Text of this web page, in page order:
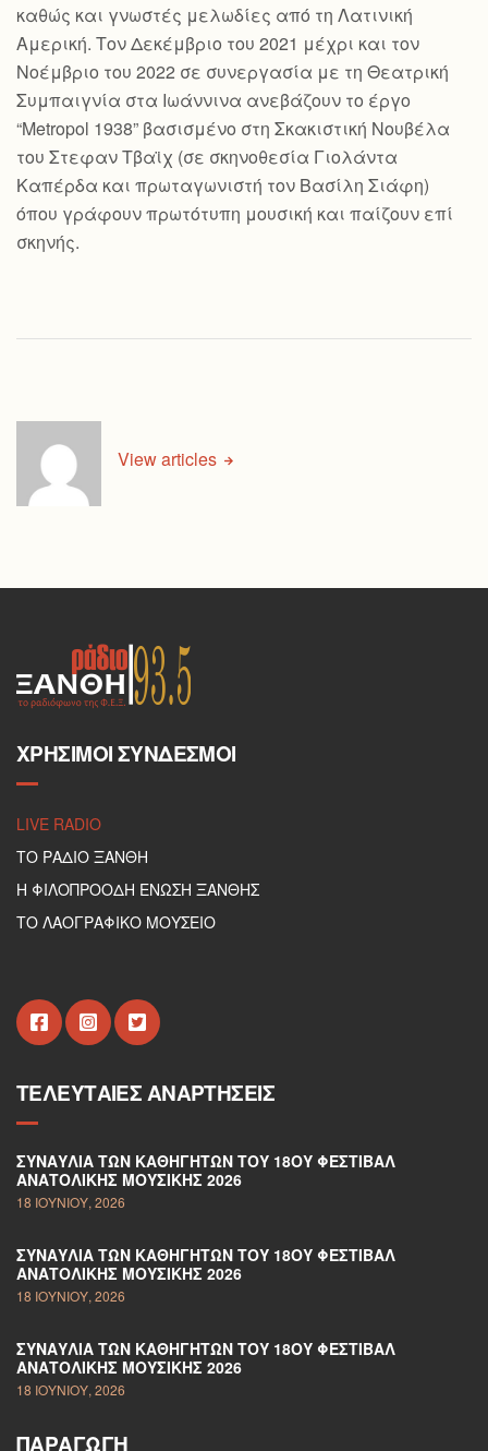
καθώς και γνωστές μελωδίες από τη Λατινική
Αμερική. Τον Δεκέμβριο του 2021 μέχρι και τον
Νοέμβριο του 2022 σε συνεργασία με τη Θεατρική
Συμπαιγνία στα Ιωάννινα ανεβάζουν το έργο
“Metropol 1938” βασισμένο στη Σκακιστική Νουβέλα
του Στεφαν Τβαϊχ (σε σκηνοθεσία Γιολάντα
Καπέρδα και πρωταγωνιστή τον Βασίλη Σιάφη)
όπου γράφουν πρωτότυπη μουσική και παίζουν επί
σκηνής.
View articles
ΧΡΉΣΙΜΟΙ ΣΎΝΔΕΣΜΟΙ
LIVE RADIO
ΤΟ ΡΑΔΙΟ ΞΑΝΘΗ
Η ΦΙΛΟΠΡΟΟΔΗ ΕΝΩΣΗ ΞΑΝΘΗΣ
ΤΟ ΛΑΟΓΡΑΦΙΚΟ ΜΟΥΣΕΙΟ
ΤΕΛΕΥΤΑΊΕΣ ΑΝΑΡΤΉΣΕΙΣ
ΣΥΝΑΥΛΊΑ ΤΩΝ ΚΑΘΗΓΗΤΏΝ ΤΟΥ 18ΟΥ ΦΕΣΤΙΒΆΛ
ΑΝΑΤΟΛΙΚΉΣ ΜΟΥΣΙΚΉΣ 2026
18 ΙΟΥΝΊΟΥ, 2026
ΣΥΝΑΥΛΊΑ ΤΩΝ ΚΑΘΗΓΗΤΏΝ ΤΟΥ 18ΟΥ ΦΕΣΤΙΒΆΛ
ΑΝΑΤΟΛΙΚΉΣ ΜΟΥΣΙΚΉΣ 2026
18 ΙΟΥΝΊΟΥ, 2026
ΣΥΝΑΥΛΊΑ ΤΩΝ ΚΑΘΗΓΗΤΏΝ ΤΟΥ 18ΟΥ ΦΕΣΤΙΒΆΛ
ΑΝΑΤΟΛΙΚΉΣ ΜΟΥΣΙΚΉΣ 2026
18 ΙΟΥΝΊΟΥ, 2026
ΠΑΡΑΓΩΓΉ